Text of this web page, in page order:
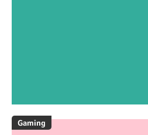
Gaming